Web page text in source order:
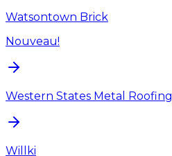
Watsontown Brick
Nouveau!
Western States Metal Roofing
Willki